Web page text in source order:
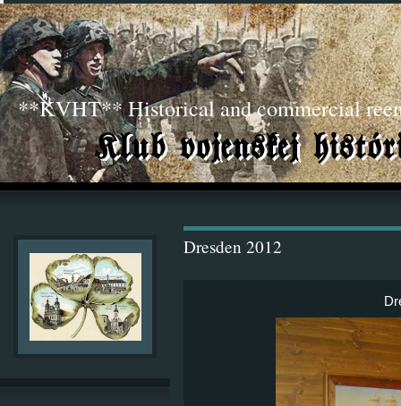
**KVHT** Historical and commercial
Dresden 2012